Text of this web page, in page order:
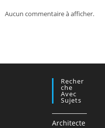
Aucun commentaire à afficher.
Recher
Che
Avec
Sujets
Architecte